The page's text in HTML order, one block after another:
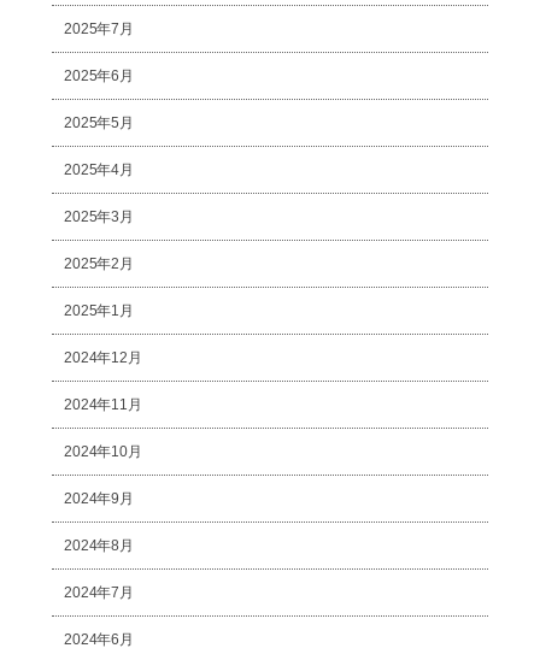
2025年7月
2025年6月
2025年5月
2025年4月
2025年3月
2025年2月
2025年1月
2024年12月
2024年11月
2024年10月
2024年9月
2024年8月
2024年7月
2024年6月